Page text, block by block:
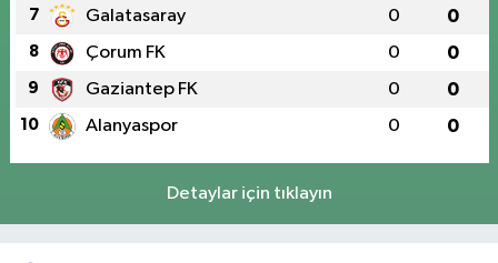
7 Galatasaray 0 0
8 Çorum FK 0 0
9 Gaziantep FK 0 0
10 Alanyaspor 0 0
Detaylar için tıklayın